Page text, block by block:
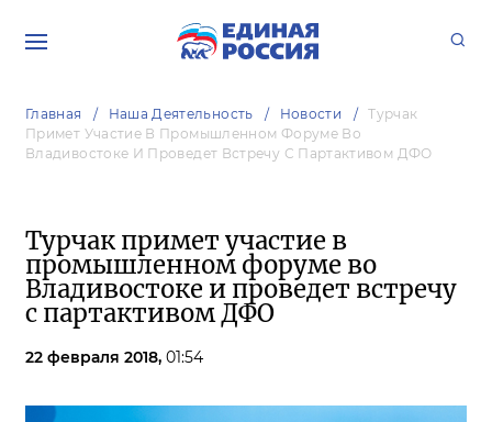
Главная Наша Деятельность Новости
Турчак
Примет Участие В Промышленном Форуме Во
Владивостоке И Проведет Встречу С Партактивом ДФО
Турчак примет участие в
промышленном форуме во
Владивостоке и проведет встречу
с партактивом ДФО
22 февраля 2018, 01:54